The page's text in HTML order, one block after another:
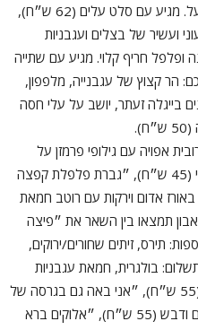
רוטב שמנת זעתר ובולגרית מעודנת מעל. מגיע עם סלט עלים (62 ש״ח),
ועשיר של בצלים ועגבניות
חריף קלוי. מגיע עם שתייה
שער שכם: הר קצוץ של עגבנייה, מלפפון,
בייגלה זעתר, יושב על עלי חסה
אפויה עם גילופי פרמזן על
רוטב בר בלאן חם וחצוף של קיווי וצ’ילי (45 ש״ח), ״גברת פלפלת קפצה
(2) ממולאים באורז אדום וירקות עם רוטב חמאת
בגזרת הטאבון תמצאו בין השאר את ״פיצה
תירס, זיתים שחורים/ירוקים,
בולגרית, חמאת עגבניות
וגאודה. טונה אדומה בתוספת תשלום (55 ש״ח), ״אני באה גם בגרסה של
עזים״: חמאת פסטו, טבעות גבינת עזים ודבש (55 ש״ח), ״אלוקים ברא